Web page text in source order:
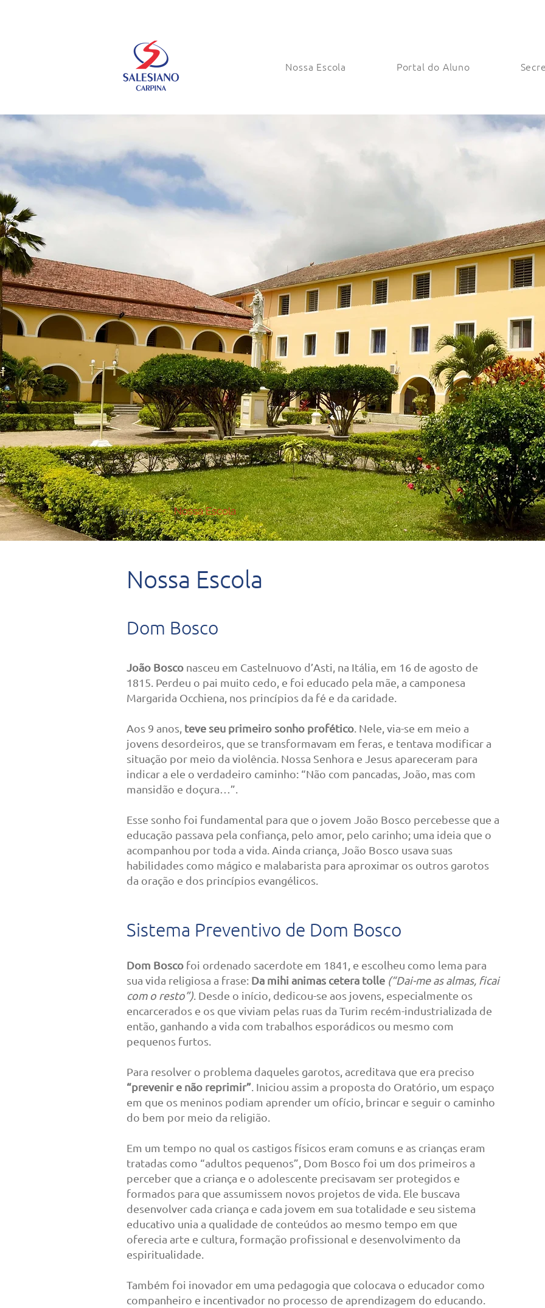
Nossa Escola Portal do Aluno
Home Nossa Escola
Nossa Escola
Dom Bosco
João Bosco nasceu em Castelnuovo d’Asti, na Itália, em 16 de agosto de
1815. Perdeu o pai muito cedo, e foi educado pela mãe, a camponesa
Margarida Occhiena, nos princípios da fé e da caridade.
Aos 9 anos, teve seu primeiro sonho profético . Nele, via-se em meio a
jovens desordeiros, que se transformavam em feras, e tentava modificar a
situação por meio da violência. Nossa Senhora e Jesus apareceram para
indicar a ele o verdadeiro caminho: “Não com pancadas, João, mas com
mansidão e doçura…”.
Esse sonho foi fundamental para que o jovem João Bosco percebesse que a
educação passava pela confiança, pelo amor, pelo carinho; uma ideia que o
acompanhou por toda a vida. Ainda criança, João Bosco usava suas
habilidades como mágico e malabarista para aproximar os outros garotos
da oração e dos princípios evangélicos.
Sistema Preventivo de Dom Bosco
Dom Bosco foi ordenado sacerdote em 1841, e escolheu como lema para
sua vida religiosa a frase: Da mihi animas cetera tolle (“Dai-me as almas, ficai
com o resto”) . Desde o início, dedicou-se aos jovens, especialmente os
encarcerados e os que viviam pelas ruas da Turim recém-industrializada de
então, ganhando a vida com trabalhos esporádicos ou mesmo com
pequenos furtos.
Para resolver o problema daqueles garotos, acreditava que era preciso
“prevenir e não reprimir” . Iniciou assim a proposta do Oratório, um espaço
em que os meninos podiam aprender um ofício, brincar e seguir o caminho
do bem por meio da religião.
Em um tempo no qual os castigos físicos eram comuns e as crianças eram
tratadas como “adultos pequenos”, Dom Bosco foi um dos primeiros a
perceber que a criança e o adolescente precisavam ser protegidos e
formados para que assumissem novos projetos de vida. Ele buscava
desenvolver cada criança e cada jovem em sua totalidade e seu sistema
educativo unia a qualidade de conteúdos ao mesmo tempo em que
oferecia arte e cultura, formação profissional e desenvolvimento da
espiritualidade.
Também foi inovador em uma pedagogia que colocava o educador como
companheiro e incentivador no processo de aprendizagem do educando.